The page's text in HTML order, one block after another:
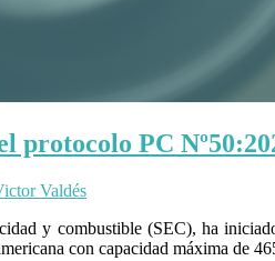
protocolo PC
Valdés
y combustible (SEC), ha
con capacidad máxima de